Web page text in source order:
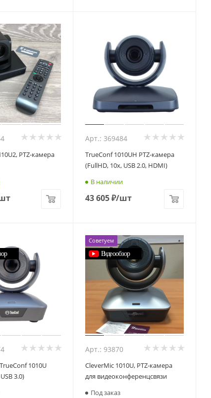
PTZ-камера
Арт.: 369484
TrueConf 1010UH PTZ-камера
(FullHD, 10x, USB 2.0, HDMI)
В наличии
43 605₽/шт
1010U
3.0)
Советуем
Арт.: 93870
CleverMic 1010U, PTZ-камера
для видеоконференцсвязи
Под заказ